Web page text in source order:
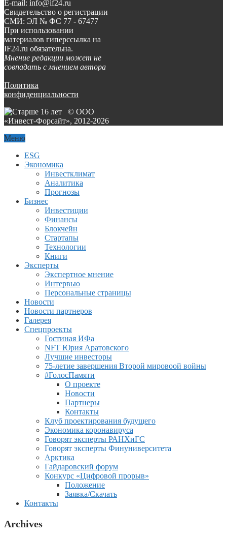
E-mail: info@if24.ru
Свидетельство о регистрации
СМИ: ЭЛ № ФС 77 - 67477
При использовании
материалов гиперссылка на
IF24.ru обязательна.
Мнение редакции может не
совпадать с мнением автора
Политика
конфиденциальности
© ООО
«Инвест-Форсайт», 2012-2026
Меню
ESG
Экономика
Инвестклимат
Аналитика
Прогнозы
Бизнес
Инвестиции
Финансы
Блокчейн
Стартапы
Технологии
Книги
Эксперты
Экспертное мнение
Интервью
Персональные страницы
Новости
Новости партнеров
Галерея
Спецпроекты
Гостиная ИФа
NFT Юрия Аратовского
Лучшие инвесторы
75-летие завершения Второй мировоой войны
#ГолосПамяти
О проекте
Новости
Партнеры
Контакты
Клуб проектирования будущего
Экономика коронавируса
Говорят эксперты РАНХиГС
Говорят эксперты Финуниверситета
Арктика
Гайдаровский форум
Конкурс «Цифровой прорыв»
Положение
Заявка/Скачать
Контакты
Archives